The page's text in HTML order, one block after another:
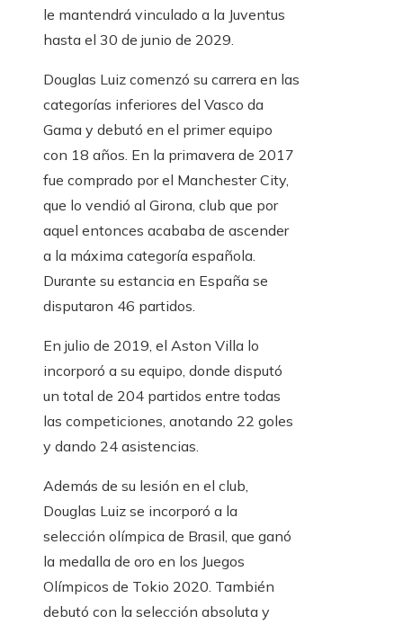
le mantendrá vinculado a la Juventus
hasta el 30 de junio de 2029.
Douglas Luiz comenzó su carrera en las
categorías inferiores del Vasco da
Gama y debutó en el primer equipo
con 18 años. En la primavera de 2017
fue comprado por el Manchester City,
que lo vendió al Girona, club que por
aquel entonces acababa de ascender
a la máxima categoría española.
Durante su estancia en España se
disputaron 46 partidos.
En julio de 2019, el Aston Villa lo
incorporó a su equipo, donde disputó
un total de 204 partidos entre todas
las competiciones, anotando 22 goles
y dando 24 asistencias.
Además de su lesión en el club,
Douglas Luiz se incorporó a la
selección olímpica de Brasil, que ganó
la medalla de oro en los Juegos
Olímpicos de Tokio 2020. También
debutó con la selección absoluta y